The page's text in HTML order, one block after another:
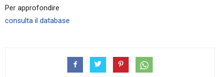
Per approfondire
consulta il database